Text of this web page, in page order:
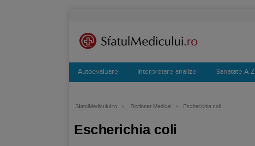
Autoevaluare Interpretare analize Sanatate A-Z
SfatulMedicului.ro › Dictionar Medical › Escherichia coli
Escherichia coli